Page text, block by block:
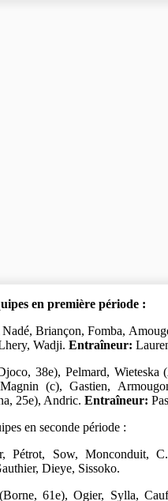
en première période :
Nadé, Briançon, Fomba,
Wadji. Entraîneur:
38e), Pelmard, Wieteska
(c), Gastien,
25e), Andric. Entraîneur:
en seconde période :
Pétrot, Sow, Monconduit,
Dieye, Sissoko.
61e), Ogier, Sylla,